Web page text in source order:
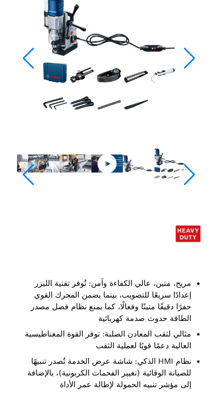
مريح، متين، عالي الكفاءة وآمن: تُوفر تقنية الليزر
إعدادًا سريعًا للتصويب، بينما يضمن المحرك القوي
حفرًا دقيقًا متينًا وفعالًا، كما يمنع نظام فصل مصدر
الطاقة حدوث صدمة كهربائية
مثالي لثقب المعادن الصلبة: توفر القوة المغناطيسية
العالية دعمًا قويًا لعملية الثقب
نظام HMI الذكي: شاشة عرض الخدمة تُصدر تنبيهًا
للصيانة الوقائية (تغيير الفحمات الكربونية)، بالإضافة
إلى مؤشر تنبيه الحمولة لإطالة عمر الأداة